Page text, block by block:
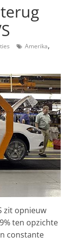
Amerika,
zit opnieuw
ten opzichte
constante